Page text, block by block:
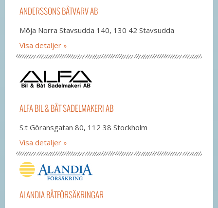
ANDERSSONS BÅTVARV AB
Möja Norra Stavsudda 140, 130 42 Stavsudda
Visa detaljer
ALFA BIL & BÅT SADELMAKERI AB
S:t Göransgatan 80, 112 38 Stockholm
Visa detaljer
ALANDIA BÅTFÖRSÄKRINGAR